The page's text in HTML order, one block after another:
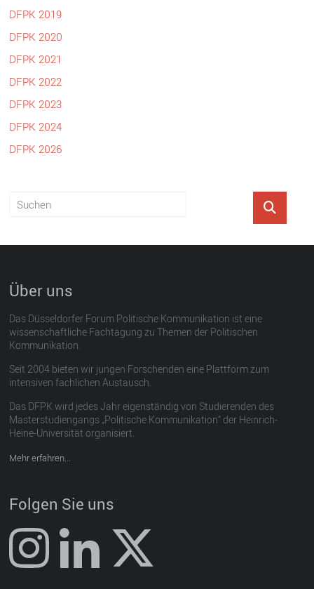
DFPK 2019
DFPK 2020
DFPK 2021
DFPK 2022
DFPK 2023
DFPK 2024
DFPK 2026
Über uns
Das Düsseldorfer Forum Politische Kommunikation ist eine
wissenschaftliche Fachtagung zu Themen der Politischen
Kommunikation.
Seit 2004 bieten wir jungen Forschenden eine Plattform zum
intensiven fachlichen Austausch.
Das DFPK wird jedes Jahr eigenständig von Studierenden des
Masterstudiengangs „Politische Kommunikation“ der Heinrich-
Heine-Universität organisiert.
Mehr erfahren...
Folgen Sie uns